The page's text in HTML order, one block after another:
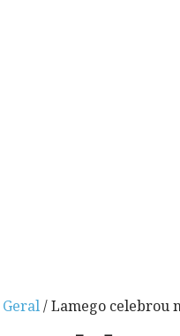
Geral/ Lamego celebrou